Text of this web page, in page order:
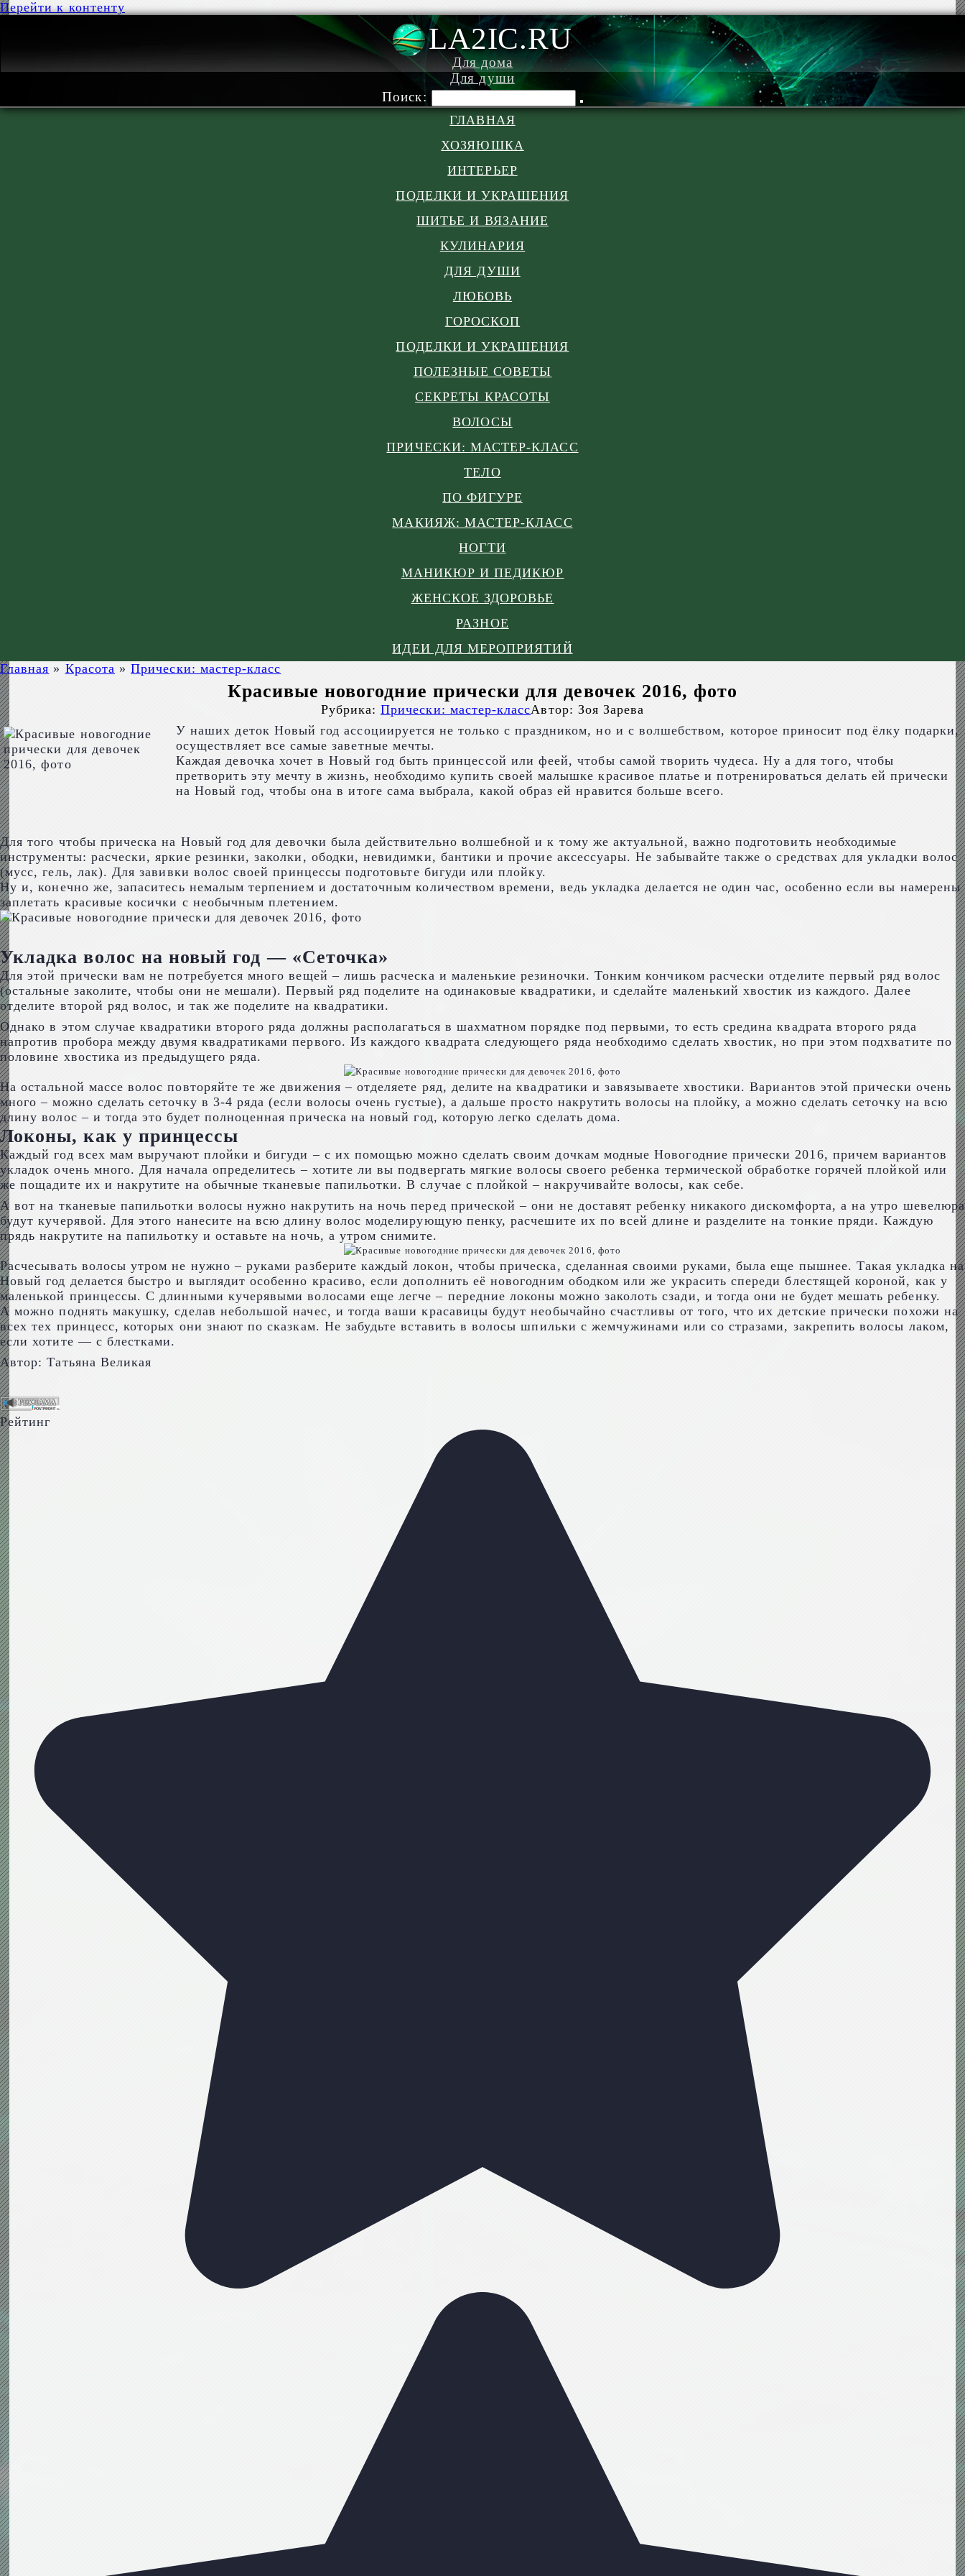
Перейти к контенту
LA2IC.RU
Для дома
Для души
Поиск:
ГЛАВНАЯ
ХОЗЯЮШКА
ИНТЕРЬЕР
ПОДЕЛКИ И УКРАШЕНИЯ
ШИТЬЕ И ВЯЗАНИЕ
КУЛИНАРИЯ
ДЛЯ ДУШИ
ЛЮБОВЬ
ГОРОСКОП
ПОДЕЛКИ И УКРАШЕНИЯ
ПОЛЕЗНЫЕ СОВЕТЫ
СЕКРЕТЫ КРАСОТЫ
ВОЛОСЫ
ПРИЧЕСКИ: МАСТЕР-КЛАСС
ТЕЛО
ПО ФИГУРЕ
МАКИЯЖ: МАСТЕР-КЛАСС
НОГТИ
МАНИКЮР И ПЕДИКЮР
ЖЕНСКОЕ ЗДОРОВЬЕ
РАЗНОЕ
ИДЕИ ДЛЯ МЕРОПРИЯТИЙ
Главная » Красота » Прически: мастер-класс
Красивые новогодние прически для девочек 2016, фото
Рубрика: Прически: мастер-классАвтор: Зоя Зарева
У наших деток Новый год ассоциируется не только с праздником, но и с волшебством, которое приносит под ёлку подарки,
осуществляет все самые заветные мечты.
Каждая девочка хочет в Новый год быть принцессой или феей, чтобы самой творить чудеса. Ну а для того, чтобы
претворить эту мечту в жизнь, необходимо купить своей малышке красивое платье и потренироваться делать ей прически
на Новый год, чтобы она в итоге сама выбрала, какой образ ей нравится больше всего.
Для того чтобы прическа на Новый год для девочки была действительно волшебной и к тому же актуальной, важно подготовить необходимые
инструменты: расчески, яркие резинки, заколки, ободки, невидимки, бантики и прочие аксессуары. Не забывайте также о средствах для укладки волос
(мусс, гель, лак). Для завивки волос своей принцессы подготовьте бигуди или плойку.
Ну и, конечно же, запаситесь немалым терпением и достаточным количеством времени, ведь укладка делается не один час, особенно если вы намерены
заплетать красивые косички с необычным плетением.
Укладка волос на новый год — «Сеточка»
Для этой прически вам не потребуется много вещей – лишь расческа и маленькие резиночки. Тонким кончиком расчески отделите первый ряд волос
(остальные заколите, чтобы они не мешали). Первый ряд поделите на одинаковые квадратики, и сделайте маленький хвостик из каждого. Далее
отделите второй ряд волос, и так же поделите на квадратики.
Однако в этом случае квадратики второго ряда должны располагаться в шахматном порядке под первыми, то есть средина квадрата второго ряда
напротив пробора между двумя квадратиками первого. Из каждого квадрата следующего ряда необходимо сделать хвостик, но при этом подхватите по
половине хвостика из предыдущего ряда.
На остальной массе волос повторяйте те же движения – отделяете ряд, делите на квадратики и завязываете хвостики. Вариантов этой прически очень
много – можно сделать сеточку в 3-4 ряда (если волосы очень густые), а дальше просто накрутить волосы на плойку, а можно сделать сеточку на всю
длину волос – и тогда это будет полноценная прическа на новый год, которую легко сделать дома.
Локоны, как у принцессы
Каждый год всех мам выручают плойки и бигуди – с их помощью можно сделать своим дочкам модные Новогодние прически 2016, причем вариантов
укладок очень много. Для начала определитесь – хотите ли вы подвергать мягкие волосы своего ребенка термической обработке горячей плойкой или
же пощадите их и накрутите на обычные тканевые папильотки. В случае с плойкой – накручивайте волосы, как себе.
А вот на тканевые папильотки волосы нужно накрутить на ночь перед прической – они не доставят ребенку никакого дискомфорта, а на утро шевелюра
будут кучерявой. Для этого нанесите на всю длину волос моделирующую пенку, расчешите их по всей длине и разделите на тонкие пряди. Каждую
прядь накрутите на папильотку и оставьте на ночь, а утром снимите.
Расчесывать волосы утром не нужно – руками разберите каждый локон, чтобы прическа, сделанная своими руками, была еще пышнее. Такая укладка на
Новый год делается быстро и выглядит особенно красиво, если дополнить её новогодним ободком или же украсить спереди блестящей короной, как у
маленькой принцессы. С длинными кучерявыми волосами еще легче – передние локоны можно заколоть сзади, и тогда они не будет мешать ребенку.
А можно поднять макушку, сделав небольшой начес, и тогда ваши красавицы будут необычайно счастливы от того, что их детские прически похожи на
всех тех принцесс, которых они знают по сказкам. Не забудьте вставить в волосы шпильки с жемчужинами или со стразами, закрепить волосы лаком,
если хотите — с блестками.
Автор:Татьяна Великая
Рейтинг